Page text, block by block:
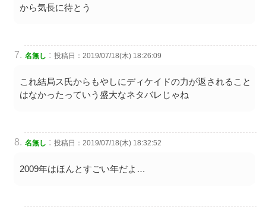
から気長に待とう
名無し : 投稿日：2019/07/18(木) 18:26:09
これ結局ス氏からもやしにディケイドの力が返されること
はなかったっていう盛大なネタバレじゃね
名無し : 投稿日：2019/07/18(木) 18:32:52
2009年はほんとすごい年だよ…